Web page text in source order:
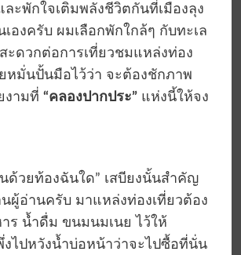
ะพักใจเติมพลังชีวิตกันที่เมืองลุง
องครับ ผมเลือกพักใกล้ๆ กับทะเล
ะดวกต่อการเที่ยวชมแหล่งท่อง
หมั่นปั้นมือไว้ว่า จะต้องชักภาพ
งามที่ “คลองปากประ”แห่งนี้ให้จง
ด้วยท้องฉันใด” เสบียงนั้นสำคัญ
ผู้อ่านครับ มาแหล่งท่องเที่ยวต้อง
ร น้ำดื่ม ขนมนมเนย ไว้ให้
งไปหวังน้ำบ่อหน้าว่าจะไปซื้อที่นั่น